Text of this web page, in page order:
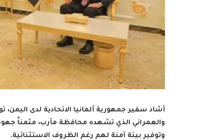
أشاد سفير جمهورية ألمانيا الاتحادية لدى
والعمراني الذي تشهده محافظة مأرب، مثمناً
وتوفير بيئة آمنة لهم رغم الظروف الاستثنائية.